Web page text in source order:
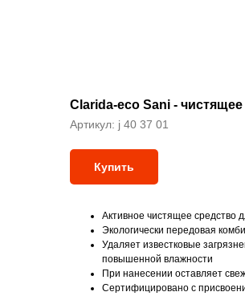
Clarida-eco Sani -
Артикул: j 40 37 01
Купить
Активное чистящее средство
Экологически передовая
Удаляет известковые
повышенной влажности
При нанесении оставляет
Сертифицировано с